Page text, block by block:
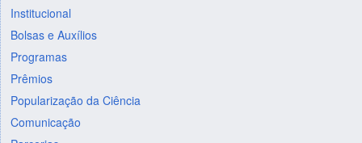
Institucional
Bolsas e Auxílios
Programas
Prêmios
Popularização da Ciência
Comunicação